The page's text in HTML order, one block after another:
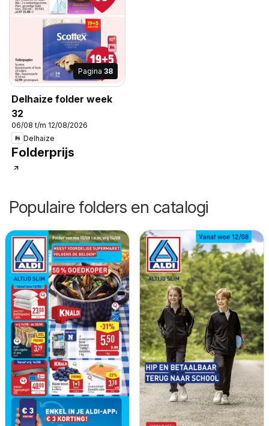
Pagina 38
Delhaize folder week
32
06/08 t/m 12/08/2026
Delhaize
Folderprijs
Populaire folders en catalogi